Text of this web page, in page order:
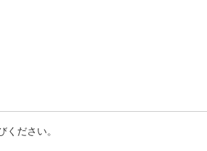
ださい。